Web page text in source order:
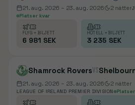
21. aug. 2026 – 23. aug. 2026 2 nätter
Platser kvar
FLYG + BILJETT
6 981 SEK
HOTELL + BILJETT
3 235 SEK
Shamrock Roversvs
21. aug. 2026 – 23. aug. 2026 2 nätter
LEAGUE OF IRELAND PREMIER DIVISION